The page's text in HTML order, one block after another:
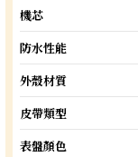
機芯
防水性能
外殼材質
皮帶類型
表盤顏色